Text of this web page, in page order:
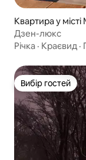
Квартира у
Дзен-люкс
Річка · Краєвид ·
Вибір гостей
Вибір гостей